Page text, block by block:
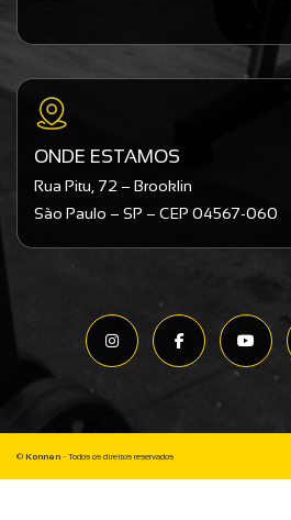
ONDE ESTAMOS
Rua Pitu, 72 – Brooklin
São Paulo – SP – CEP 04567-060
© Konnen - Todos os direitos reservados